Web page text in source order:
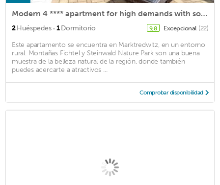
Modern 4 **** apartment for high demands with south terrace in the Fichtelgebirge
2Huéspedes · 1Dormitorio 9,8 Excepcional (22)
Este apartamento se encuentra en Marktredwitz, en un entorno
rural. Montañas Fichtel y Steinwald Nature Park son una buena
muestra de la belleza natural de la región, donde también
puedes acercarte a atractivos ...
Comprobar disponibilidad